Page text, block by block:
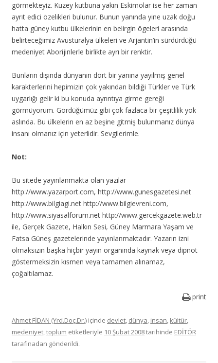
görmekteyiz. Kuzey kutbuna yakın Eskimolar ise her zaman
ayrıt edici özelikleri bulunur. Bunun yanında yine uzak doğu
hatta güney kutbu ülkelerinin en belirgin ögeleri arasında
belirteceğimiz Avusturalya ülkeleri ve Arjantin’in sürdürdüğü
medeniyet Aborijinlerle birlikte ayrı bir renktir.
Bunların dışında dünyanın dört bir yanına yayılmış genel
karakterlerini hepimizin çok yakından bildiği Türkler ve Türk
uygarlığı gelir ki bu konuda ayrıntıya girme gereği
görmüyorum. Gördüğümüz gibi çok fazlaca bir çeşitlilik yok
aslında. Bu ülkelerin en az beşine gitmiş bulunmanız dünya
insanı olmanız için yeterlidir. Sevgilerimle.
Not:
Bu sitede yayınlanmakta olan yazılar
http://www.yazarport.com, http://www.gunesgazetesi.net
http://www.bilgiagi.net http://www.bilgievreni.com,
http://www.siyasalforum.net http://www.gercekgazete.web.tr
ile, Gerçek Gazete, Halkın Sesi, Güney Marmara Yaşam ve
Fatsa Güneş gazetelerinde yayınlanmaktadır. Yazarın izni
olmaksızın başka hiçbir yayın organında kaynak veya dipnot
göstermeksizin kısmen veya tamamen alınamaz,
çoğaltılamaz.
print
Ahmet FİDAN (Yrd.Doç.Dr.) içinde devlet, dünya, insan, kültür,
medeniyet,toplum etiketleriyle 10 Şubat 2008tarihinde EDİTÖR
tarafınadan gönderildi.